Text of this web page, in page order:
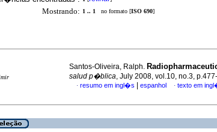
Mostrando: 1 .. 1 no formato [ISO 690]
Santos-Oliveira, Ralph.
salud p�blica, July 2008, vol.10, no.3,
· resumo em ingl�s espanhol · texto em